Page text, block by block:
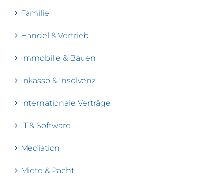
Familie
Handel & Vertrieb
Immobilie & Bauen
Inkasso & Insolvenz
Internationale Verträge
IT & Software
Mediation
Miete & Pacht